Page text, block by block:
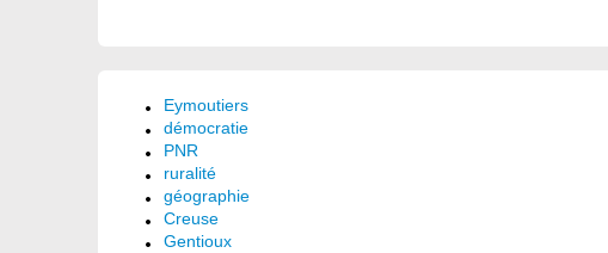
Eymoutiers
démocratie
PNR
ruralité
géographie
Creuse
Gentioux